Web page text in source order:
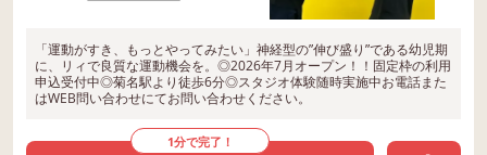
「運動がすき、もっとやってみたい」神経型の”伸び盛り”である幼児期
に、リィで良質な運動機会を。◎2026年7月オープン！！固定枠の利用
申込受付中◎菊名駅より徒歩6分◎スタジオ体験随時実施中お電話また
はWEB問い合わせにてお問い合わせください。
1分で完了！